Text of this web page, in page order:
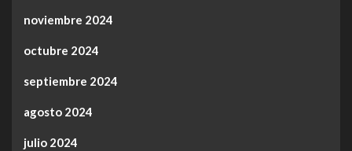
noviembre 2024
octubre 2024
septiembre 2024
agosto 2024
julio 2024